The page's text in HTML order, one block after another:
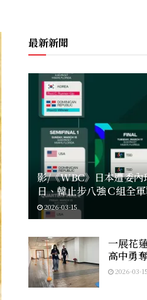
最新新聞
影/《WBC》日本遭委內
日、韓止步八強Ｃ組全
2026-03-15
一展花
高中勇
2026-03-15